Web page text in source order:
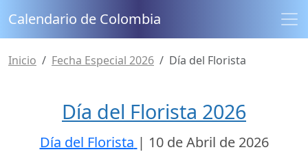
Calendario de Colombia
Inicio Fecha Especial 2026 Día del Florista
Día del Florista 2026
Día del Florista | 10 de Abril de 2026